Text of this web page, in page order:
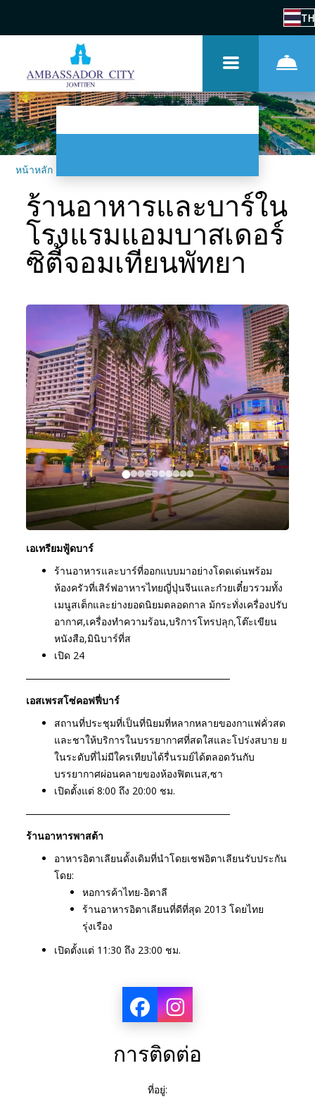
TH
หน้าหลัก
ร้านอาหารและบาร์ใน
โรงแรมแอมบาสเดอร์
ซิตี้จอมเทียนพัทยา
เอเทรียมฟู้ดบาร์
ร้านอาหารและบาร์ที่ออกแบบมาอย่างโดดเด่นพร้อม
ห้องครัวที่เสิร์ฟอาหารไทยญี่ปุ่นจีนและก๋วยเตี๋ยวรวมทั้ง
เมนูสเต็กและย่างยอดนิยมตลอดกาล ม้กระทั่งเครื่องปรับ
อากาศ,เครื่องทำความร้อน,บริการโทรปลุก,โต๊ะเขียน
หนังสือ,มินิบาร์ที่ส
เปิด 24
─────────────────────────────
เอสเพรสโซ่คอฟฟี่บาร์
สถานที่ประชุมที่เป็นที่นิยมที่หลากหลายของกาแฟคั่วสด
และชาให้บริการในบรรยากาศที่สดใสและโปร่งสบาย ย
ในระดับที่ไม่มีใครเทียบได้รื่นรมย์ได้ตลอดวันกับ
บรรยากาศผ่อนคลายของห้องฟิตเนส,ซา
เปิดตั้งแต่8:00 ถึง 20:00 ชม.
─────────────────────────────
ร้านอาหารพาสต้า
อาหารอิตาเลียนดั้งเดิมที่นำโดยเชฟอิตาเลียนรับประกัน
โดย:
หอการค้าไทย-อิตาลี
ร้านอาหารอิตาเลียนที่ดีที่สุด 2013 โดยไทย
รุ่งเรือง
เปิดตั้งแต่ 11:30 ถึง 23:00 ชม.
การติดต่อ
ที่อยู่: